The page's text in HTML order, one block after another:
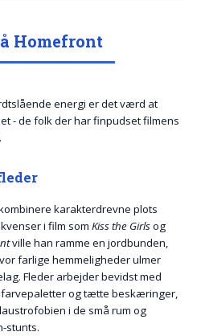
Homefront
energi er det værd at
- de folk der har finpudset filmens
karakterdrevne plots
i film som Kiss the Girlsog
ville han ramme en jordbunden,
farlige hemmeligheder ulmer
Fleder arbejder bevidst med
og tætte beskæringer,
i de små rum og
stunts.